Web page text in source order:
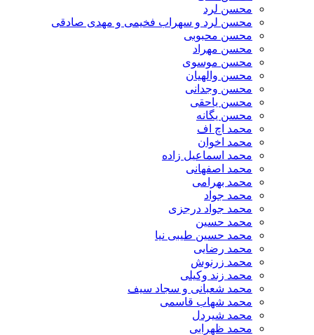
محسن لرد
محسن لرد و سهراب فخیمی و مهدی صادقی
محسن محبوبی
محسن مهراد
محسن موسوی
محسن والهیان
محسن وجدانی
محسن یاحقی
محسن یگانه
محمد اچ اف
محمد اخوان
محمد اسماعیل زاده
محمد اصفهانی
محمد بهرامی
محمد جواد
محمد جواد درجزی
محمد حسین
محمد حسین طیبی نیا
محمد رضایی
محمد زرنوش
محمد زند وکیلی
محمد شعبانی و سجاد سیف
محمد شهاب قاسمی
​محمد شیردل
محمد ظهرابی